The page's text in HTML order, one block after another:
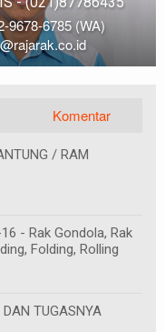
9678-6785 (WA)
Komentar
/ RAM
- Rak Gondola, Rak
Folding, Rolling
TUGASNYA